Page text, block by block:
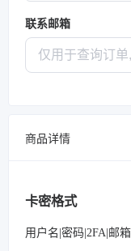
联系邮箱
商品详情
卡密格式
用户名|密码|2FA|邮